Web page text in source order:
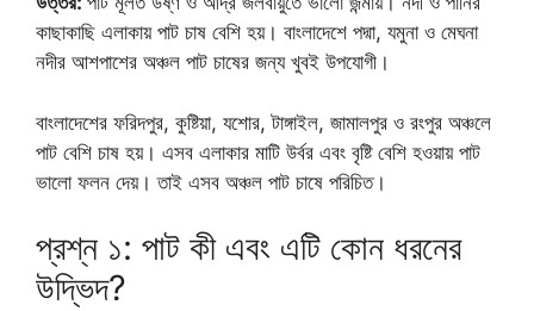
কাছাকাছি এলাকায় পাট চাষ বেশি হয়। বাংলাদেশে পদ্মা, যমুনা ও মেঘনা
নদীর আশপাশের অঞ্চল পাট চাষের জন্য খুবই উপযোগী।
বাংলাদেশের ফরিদপুর, কুষ্টিয়া, যশোর, টাঙ্গাইল, জামালপুর ও রংপুর অঞ্চলে
পাট বেশি চাষ হয়। এসব এলাকার মাটি উর্বর এবং বৃষ্টি বেশি হওয়ায় পাট
ভালো ফলন দেয়। তাই এসব অঞ্চল পাট চাষে পরিচিত।
প্রশ্ন ১: পাট কী এবং এটি কোন ধরনের
উদ্ভিদ?